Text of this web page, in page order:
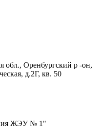
обл., Оренбургский p -он,
д.2Г, кв. 50
ЖЭУ № 1"